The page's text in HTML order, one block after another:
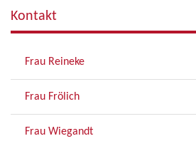
Kontakt
Frau Reineke
Frau Frölich
Frau Wiegandt